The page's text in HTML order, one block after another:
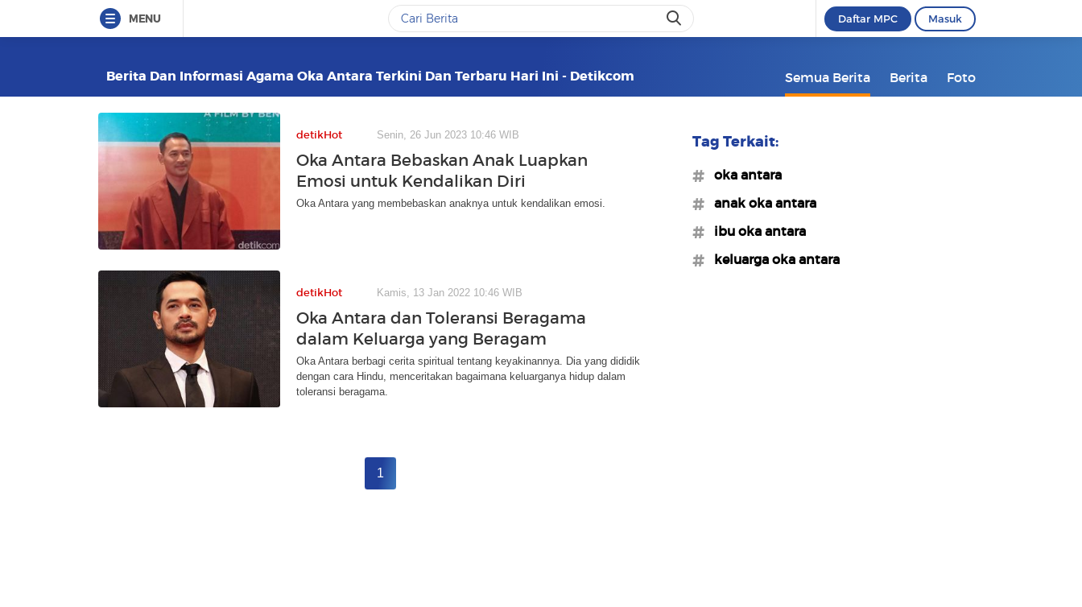
MENU Daftar MPC Masuk
Berita Dan Informasi Agama Oka Antara Terkini Dan Terbaru Hari Ini - Detikcom Semua Berita Berita Foto
detikHot Senin, 26 Jun 2023 10:46 WIB
Oka Antara Bebaskan Anak Luapkan
Emosi untuk Kendalikan Diri
Oka Antara yang membebaskan anaknya untuk kendalikan emosi.
detikHot Kamis, 13 Jan 2022 10:46 WIB
Oka Antara dan Toleransi Beragama
dalam Keluarga yang Beragam
Oka Antara berbagi cerita spiritual tentang keyakinannya. Dia yang dididik
dengan cara Hindu, menceritakan bagaimana keluarganya hidup dalam
toleransi beragama.
1
Tag Terkait:
#oka antara
#anak oka antara
#ibu oka antara
#keluarga oka antara